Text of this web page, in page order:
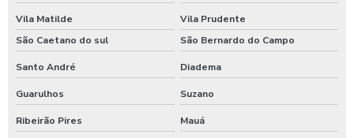
Fornecimento de refeições coletivas
Fornecimento de refeições para empresas
Fornecimento de refeições prontas
Indústria de refeições
Vila Matilde
Vila Prudente
São Caetano do sul
São Bernardo do Campo
Santo André Diadema
Guarulhos Suzano
Ribeirão Pires Mauá